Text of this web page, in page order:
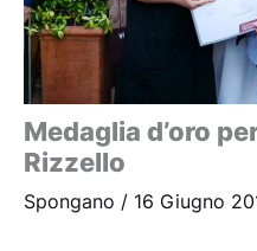
Medaglia d’oro
Rizzello
Spongano / 16 Giugno